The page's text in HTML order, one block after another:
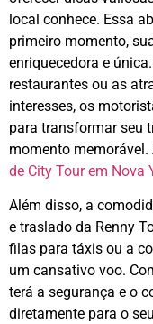
local conhece. Essa
primeiro momento,
enriquecedora e
restaurantes ou as
interesses, os
para transformar seu
momento memorável.
de City Tour em Nova
Além disso, a
e traslado da Renny
filas para táxis ou a
um cansativo voo.
terá a segurança e o
diretamente para o